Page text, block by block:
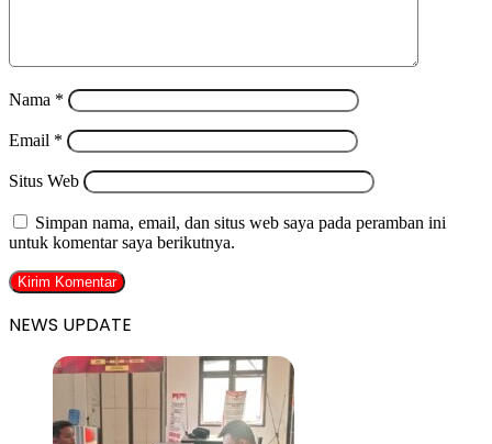
Nama *
Email *
Situs Web
Simpan nama, email, dan situs web saya pada peramban ini
untuk komentar saya berikutnya.
NEWS UPDATE